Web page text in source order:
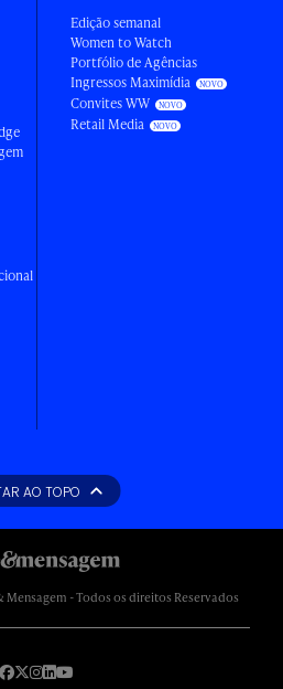
Edição semanal
Women to Watch
Portfólio de Agências
Ingressos Maximídia
Convites WW
Retail Media
AO TOPO
Mensagem - Todos os direitos Reservados